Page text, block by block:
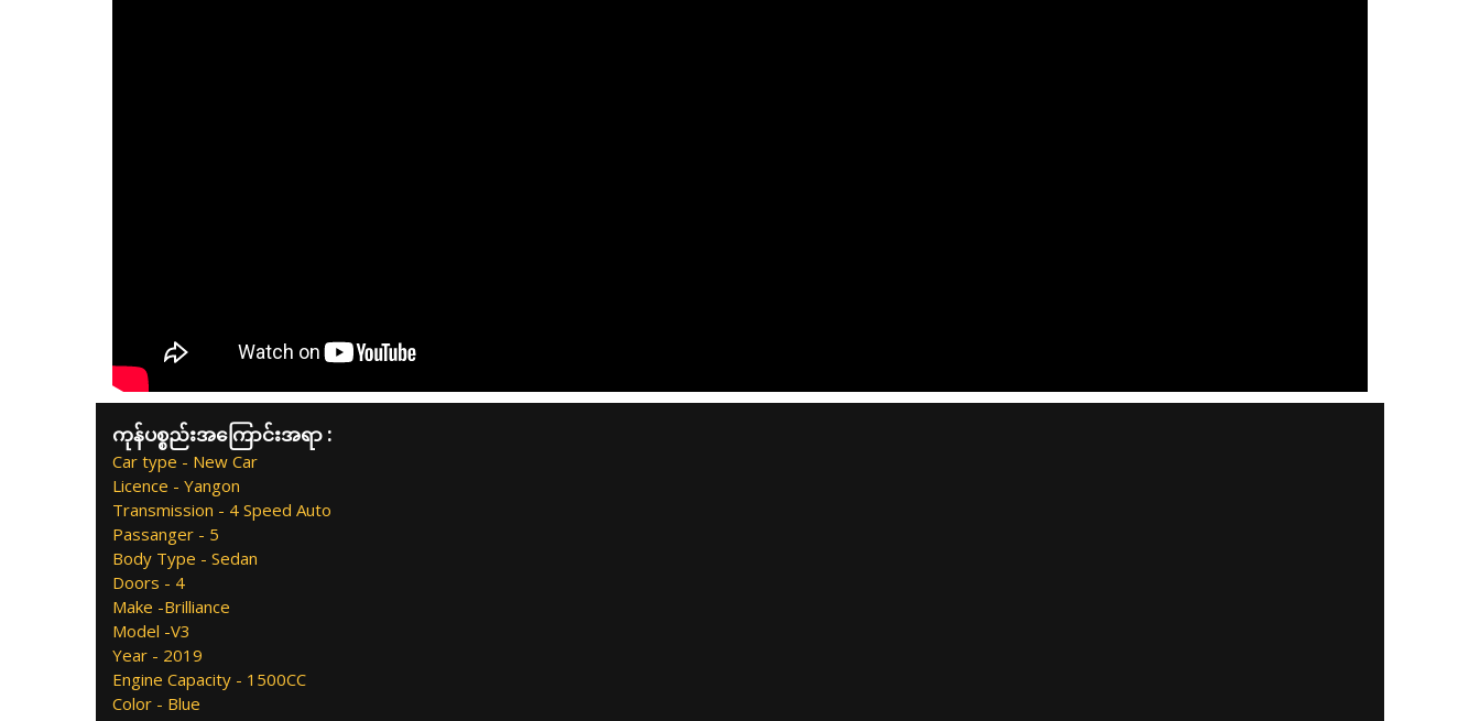
ကုန်ပစ္စည်းအကြောင်းအရာ :
Car type - New Car
Licence - Yangon
Transmission - 4 Speed Auto
Passanger - 5
Body Type - Sedan
Doors - 4
Make -Brilliance
Model -V3
Year - 2019
Engine Capacity - 1500CC
Color - Blue